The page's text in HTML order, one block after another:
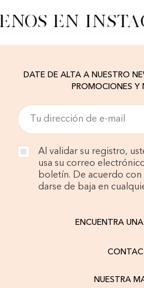
EN
DATE DE ALTA A NUESTRO
PROMOCIONES Y
Al validar su registro,
usa su correo
boletín. De acuerdo
darse de baja en
ENCUENTRA
NUESTRA